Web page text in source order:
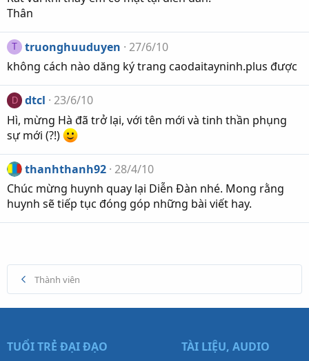
Thân
T truonghuuduyen
27/6/10
không cách nào dăng ký trang caodaitayninh.plus được
D dtcl
23/6/10
Hì, mừng Hà đã trở lại, với tên mới và tinh thần phụng
sự mới (?!)
thanhthanh92 28/4/10
Chúc mừng huynh quay lại Diễn Đàn nhé. Mong rằng
huynh sẽ tiếp tục đóng góp những bài viết hay.
Thành viên
TUỔI TRẺ ĐẠI ĐẠO TÀI LIỆU, AUDIO